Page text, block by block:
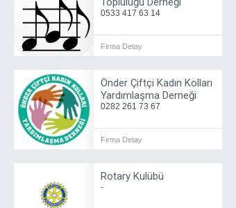
0533 417 63 14
Firma Detay
Önder Çiftçi Kadın Kolları
Yardımlaşma Derneği
0282 261 73 67
Firma Detay
Rotary Kulübü
-